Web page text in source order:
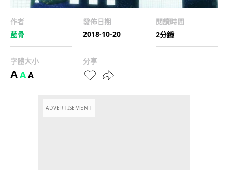
作者
藍骨
發佈日期
2018-10-20
閱讀時間
2分鐘
字體大小
AAA
分享
ADVERTISEMENT